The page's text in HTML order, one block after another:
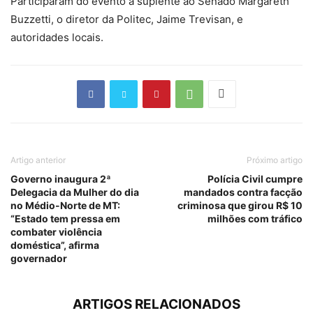
Buzzetti, o diretor da Politec, Jaime Trevisan, e
autoridades locais.
Artigo anterior
Governo inaugura 2ª
Delegacia da Mulher do dia
no Médio-Norte de MT:
“Estado tem pressa em
combater violência
doméstica”, afirma
governador
Próximo artigo
Polícia Civil cumpre
mandados contra facção
criminosa que girou R$ 10
milhões com tráfico
ARTIGOS RELACIONADOS